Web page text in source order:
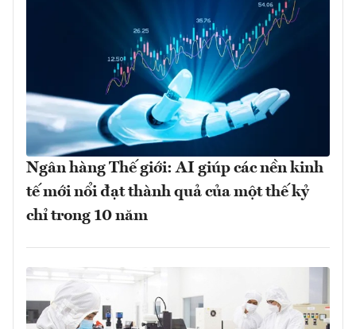
Ngân hàng Thế giới: AI giúp các nền kinh
tế mới nổi đạt thành quả của một thế kỷ
chỉ trong 10 năm